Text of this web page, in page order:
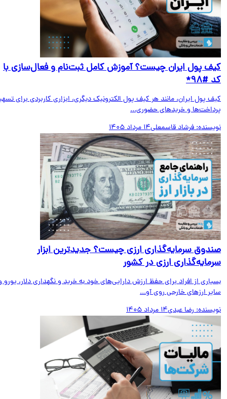
پول ایران چیست؟ آموزش کامل ثبت‌نام و فعال‌سازی با
پول ایران، مانند هر کیف پول الکترونیک دیگری، ابزاری کاربردی برای تسهیل
و خریدهای حضوری...
فرشاد قاسمعلی14 مرداد 1405
سرمایه‌گذاری ارزی چیست؟ جدیدترین ابزار
ارزی در کشور
از افراد برای حفظ ارزش دارایی‌های خود به خرید و نگهداری دلار، یورو و
ارزهای خارجی روی آو...
رضا عبدی14 مرداد 1405